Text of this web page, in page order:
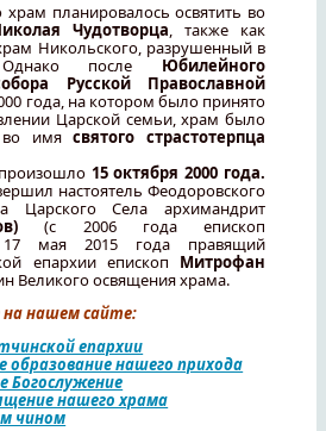
планировалось освятить во
Чудотворца, также как
Никольского, разрушенный в
после Юбилейного
Русской Православной
года, на котором было принято
Царской семьи, храм было
во имясвятого страстотерпца
15 октября 2000 года.
настоятель Феодоровского
Царского Села архимандрит
(с 2006 года епископ
17 мая 2015 года правящий
епархии епископ Митрофан
Великого освящения храма.
нашем сайте:
епархии
образование нашего прихода
Богослужение
нашего храма
чином